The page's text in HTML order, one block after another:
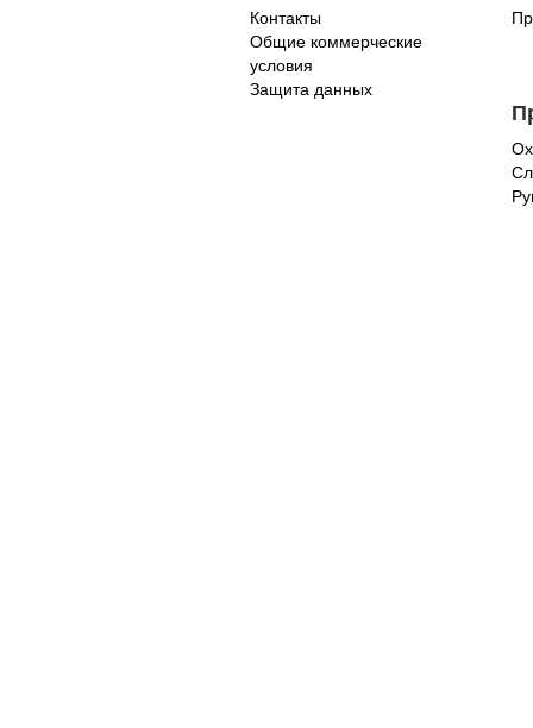
Контакты
Общие коммерческие
условия
Защита данных